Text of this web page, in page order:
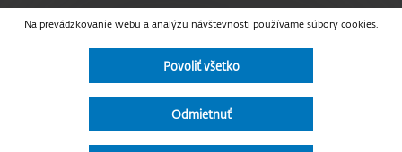
Na prevádzkovanie webu a analýzu návštevnosti používame súbory cookies.
Povoliť všetko
Odmietnuť
Nastavenie cookies
Facebook
Instagram
Vyhlásenie o prístupnosti